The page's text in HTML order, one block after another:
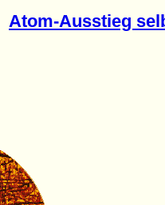
Atom-Ausstieg